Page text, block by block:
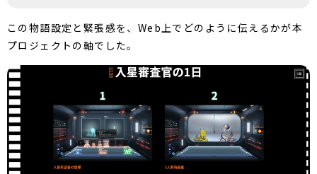
この物語設定と緊張感を、Web上でどのように伝えるかが本
プロジェクトの軸でした。